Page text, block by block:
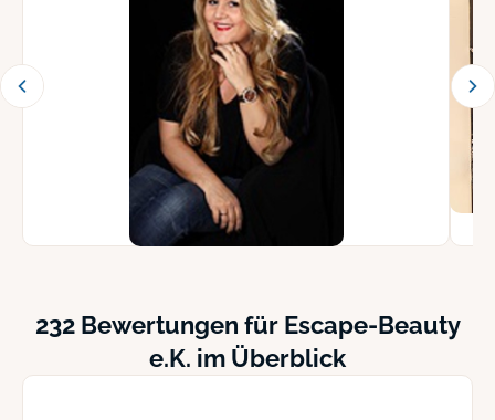
232 Bewertungen für Escape-Beauty
e.K. im Überblick